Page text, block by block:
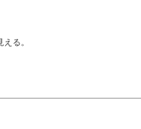
る。